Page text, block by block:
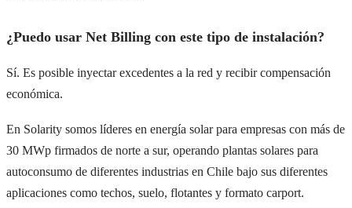
¿Puedo usar Net Billing con este tipo de instalación?
Sí. Es posible inyectar excedentes a la red y recibir compensación
económica.
En Solarity somos líderes en energía solar para empresas con más de
30 MWp firmados de norte a sur, operando plantas solares para
autoconsumo de diferentes industrias en Chile bajo sus diferentes
aplicaciones como techos, suelo, flotantes y formato carport.